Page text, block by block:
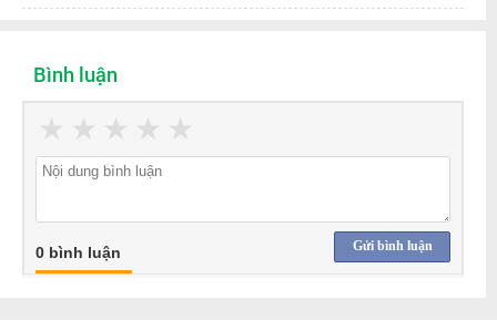
Bình luận
★
★
★
★
★
Gửi bình luận
0 bình luận